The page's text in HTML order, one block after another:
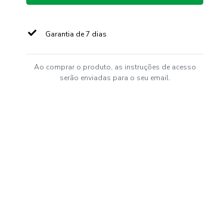
Garantia de 7 dias
Ao comprar o produto, as instruções de acesso
serão enviadas para o seu email.